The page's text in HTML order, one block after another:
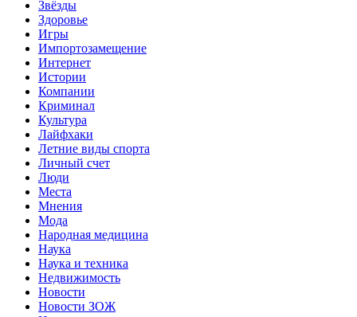
Звёзды
Здоровье
Игры
Импортозамещение
Интернет
Истории
Компании
Криминал
Культура
Лайфхаки
Летние виды спорта
Личный счет
Люди
Места
Мнения
Мода
Народная медицина
Наука
Наука и техника
Недвижимость
Новости
Новости ЗОЖ